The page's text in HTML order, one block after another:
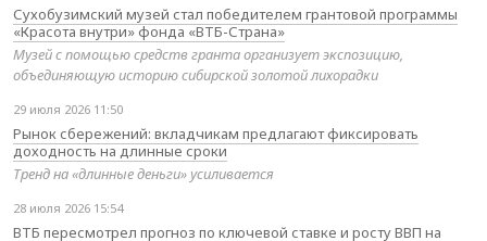
Сухобузимский музей стал победителем грантовой программы
«Красота внутри» фонда «ВТБ-Страна»
Музей с помощью средств гранта организует экспозицию,
объединяющую историю сибирской золотой лихорадки
29 июля 2026 11:50
Рынок сбережений: вкладчикам предлагают фиксировать
доходность на длинные сроки
Тренд на «длинные деньги» усиливается
28 июля 2026 15:54
ВТБ пересмотрел прогноз по ключевой ставке и росту ВВП на